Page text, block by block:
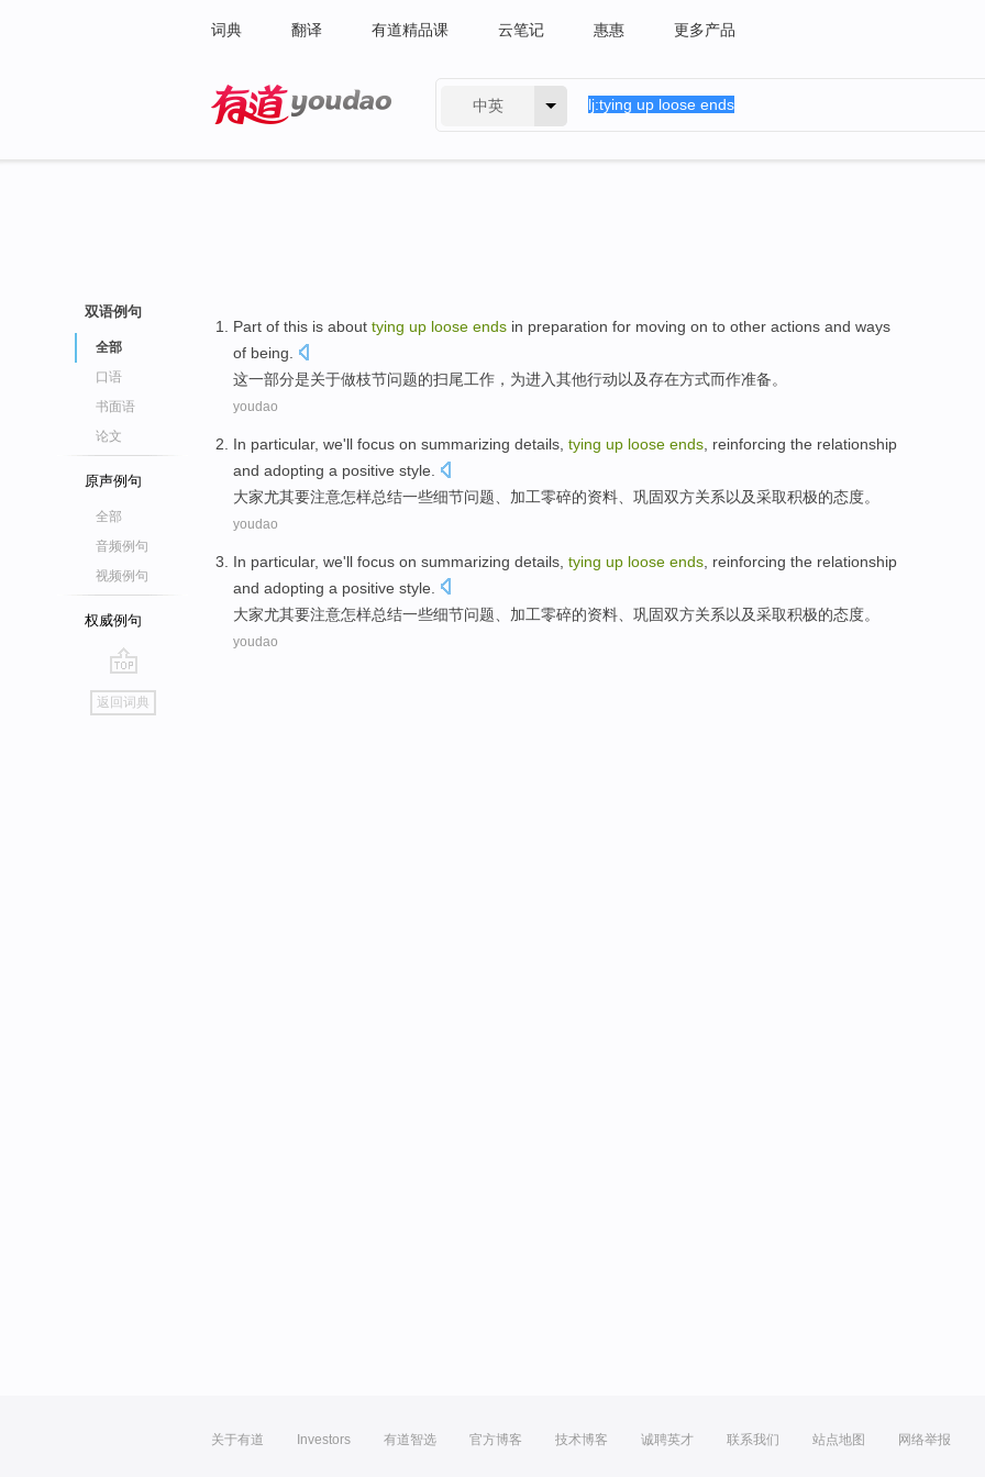
词典 翻译 有道精品课 云笔记 惠惠 更多产品
中英
双语例句
全部
口语
书面语
论文
原声例句
全部
音频例句
视频例句
权威例句
go
top
返回词典
Part of this is about tying up loose ends in preparation for moving on to other actions and ways
of being
这一部分是关于做枝节问题的扫尾工作， 为进入其他行动以及存在方式而作准备。
youdao
In particular, we'll focus on summarizing details tying up loose ends reinforcing the relationship
and adopting a positive style
大家尤其要注意怎样总结一些细节问题 、加工零碎的资料、 巩固双方关系以及采取积极的态度。
youdao
In particular, we'll focus on summarizing details tying up loose ends reinforcing the relationship
and adopting a positive style
大家尤其要注意怎样总结一些细节问题 、加工零碎的资料、 巩固双方关系以及采取积极的态度。
youdao
关于有道 Investors 有道智选 官方博客 技术博客 诚聘英才 联系我们 站点地图 网络举报